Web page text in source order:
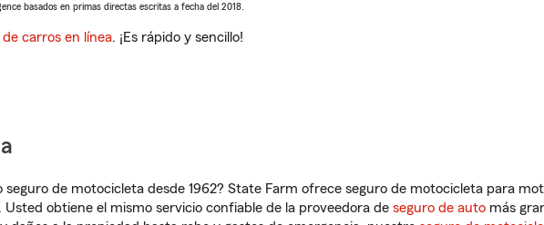
basados en primas directas escritas a fecha del 2018.
carros en línea. ¡Es rápido y sencillo!
de motocicleta desde 1962? State Farm ofrece seguro de motocicleta para
obtiene el mismo servicio confiable de la proveedora de seguro de auto más